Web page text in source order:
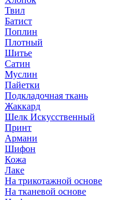
Твил
Батист
Поплин
Плотный
Шитье
Сатин
Муслин
Пайетки
Подкладочная ткань
Жаккард
Шелк Искусственный
Принт
Армани
Шифон
Кожа
Лаке
На трикотажной основе
На тканевой основе